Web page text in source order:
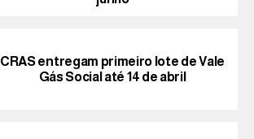
CRAS entregam primeiro lote de Vale
Gás Social até 14 de abril